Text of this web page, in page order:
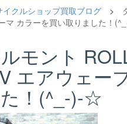
イクルショップ買取ブログ >
マ カラーを買い取りました！
モント
エアウェー
！(^_-)-☆